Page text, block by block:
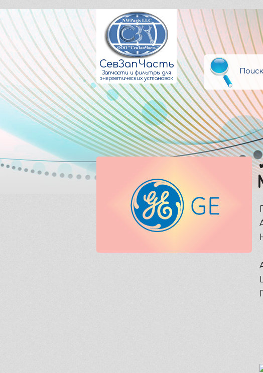
СевЗапЧасть
Запчасти и фильтры для
энергетических установок